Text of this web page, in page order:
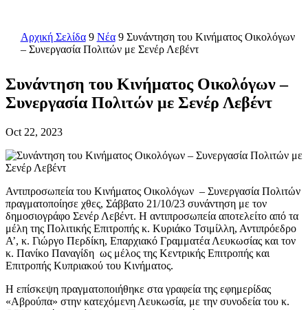
Αρχική Σελίδα 9 Νέα 9 Συνάντηση του Κινήματος Οικολόγων
– Συνεργασία Πολιτών με Σενέρ Λεβέντ
Συνάντηση του Κινήματος Οικολόγων –
Συνεργασία Πολιτών με Σενέρ Λεβέντ
Oct 22, 2023
Αντιπροσωπεία του Κινήματος Οικολόγων – Συνεργασία Πολιτών
πραγματοποίησε χθες, Σάββατο 21/10/23 συνάντηση με τον
δημοσιογράφο Σενέρ Λεβέντ. Η αντιπροσωπεία αποτελείτο από τα
μέλη της Πολιτικής Επιτροπής κ. Κυριάκο Τσιμίλλη, Αντιπρόεδρο
Α’, κ. Γιώργο Περδίκη, Επαρχιακό Γραμματέα Λευκωσίας και τον
κ. Πανίκο Παναγίδη ως μέλος της Κεντρικής Επιτροπής και
Επιτροπής Κυπριακού του Κινήματος.
Η επίσκεψη πραγματοποιήθηκε στα γραφεία της εφημερίδας
«Αβρούπα» στην κατεχόμενη Λευκωσία, με την συνοδεία του κ.